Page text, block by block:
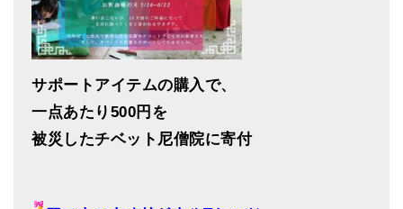
サポートアイテムの購入で、
一点あたり500円を
被災したチベット尼僧院に寄付